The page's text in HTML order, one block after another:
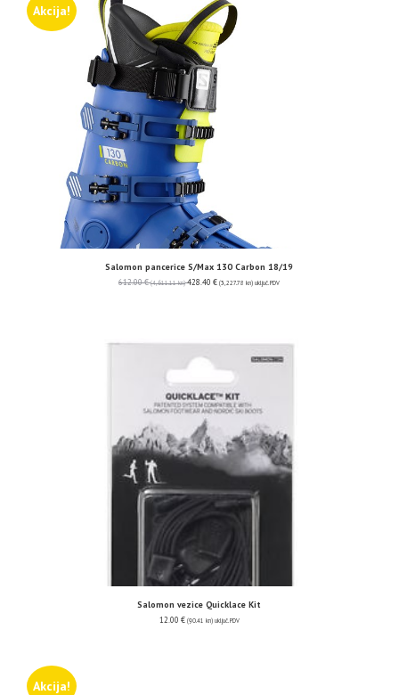
Akcija!
Salomon pancerice S/Max 130 Carbon 18/19
612.00€ (4,611.11 kn) 428.40 € (3,227.78 kn) uključ. PDV
Salomon vezice Quicklace Kit
12.00 € (90.41 kn) uključ. PDV
Akcija!